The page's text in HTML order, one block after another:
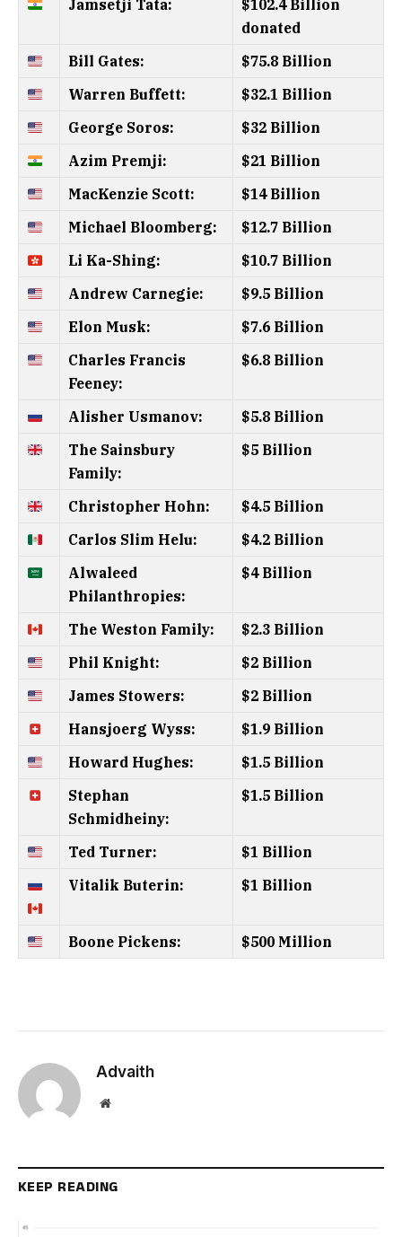
Jamsetji Tata:
$102.4 Billion
donated
Bill Gates:
$75.8 Billion
Warren Buffett:
$32.1 Billion
George Soros:
$32 Billion
Azim Premji:
$21 Billion
MacKenzie Scott:
$14 Billion
Michael Bloomberg:
$12.7 Billion
Li Ka-Shing:
$10.7 Billion
Andrew Carnegie:
$9.5 Billion
Elon Musk:
$7.6 Billion
Charles Francis
Feeney:
$6.8 Billion
Alisher Usmanov:
$5.8 Billion
The Sainsbury
Family:
$5 Billion
Christopher Hohn:
$4.5 Billion
Carlos Slim Helu:
$4.2 Billion
Alwaleed
Philanthropies:
$4 Billion
The Weston Family:
$2.3 Billion
Phil Knight:
$2 Billion
James Stowers:
$2 Billion
Hansjoerg Wyss:
$1.9 Billion
Howard Hughes:
$1.5 Billion
Stephan
Schmidheiny:
$1.5 Billion
Ted Turner:
$1 Billion
Vitalik Buterin:
$1 Billion
Boone Pickens: $500 Million
Advaith
Website
KEEP READING